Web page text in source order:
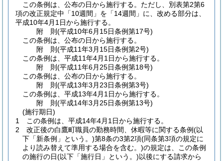
この条例は、公布の日から施行する。 ただし、別表第2第6
項の改正規定中「10週間」を「14週間」に、改める部分は、
平成10年4月1日から施行する。
附 則(平成10年6月15日条例第17号)
この条例は、公布の日から施行する。
附 則(平成11年3月15日条例第2号)
この条例は、平成11年4月1日から施行する。
附 則(平成11年6月25日条例第18号)
この条例は、公布の日から施行する。
附 則(平成13年3月23日条例第3号)
この条例は、平成13年4月1日から施行する。
附 則(平成14年3月25日条例第13号)
(施行期日)
1
この条例は、平成14年4月1日から施行する。
2
改正後の白鷹町職員の勤務時間、休暇等に関する条例(以
下「新条例」という。)第8条の3第2項(同条第3項の規定に
より読み替えて準用する場合を含む。)の規定は、この条例
の施行の日(以下「施行日」という。)以後にする請求から